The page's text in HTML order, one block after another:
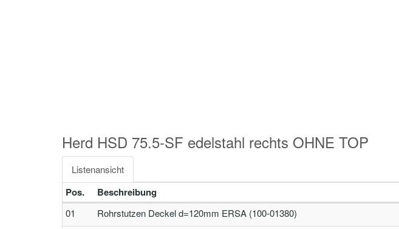
Herd HSD 75.5-SF edelstahl rechts OHNE TOP
Listenansicht
Pos. Beschreibung
01 Rohrstutzen Deckel d=120mm ERSA (100-01380)